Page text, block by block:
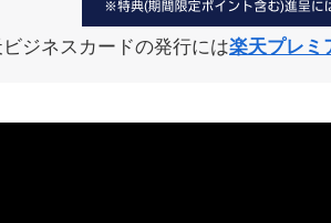
ジネスカードの発行には楽天プレミ